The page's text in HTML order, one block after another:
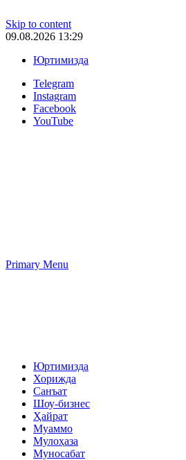
Skip to content
09.08.2026 13:29
Юртимизда
Telegram
Instagram
Facebook
YouTube
Primary Menu
Юртимизда
Хорижда
Санъат
Шоу-бизнес
Ҳайрат
Муаммо
Мулоҳаза
Муносабат